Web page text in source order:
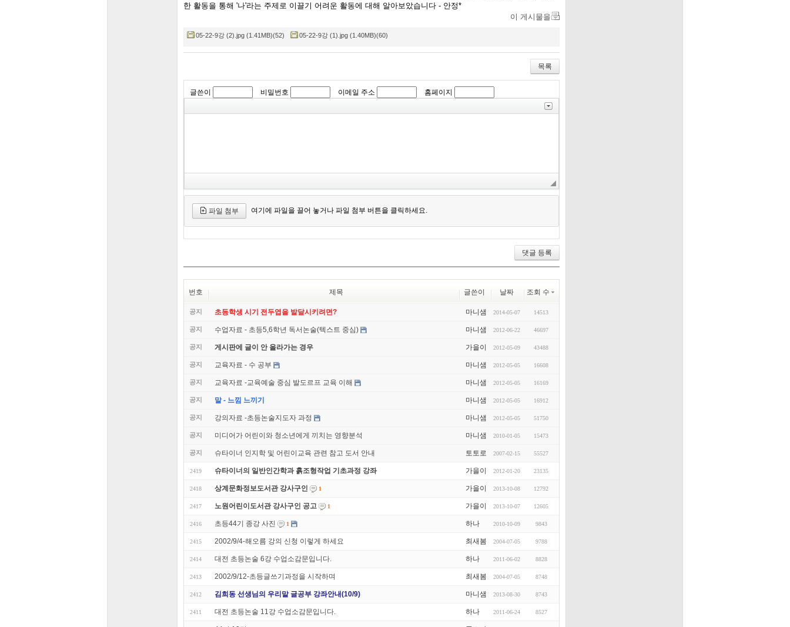
한 활동을 통해 '나'라는 주제로 이끌기 어려운 활동에 대해 알아보았습니다 - 안정*
이 게시물을
05-22-9강 (2).jpg (1.41MB)(52) 05-22-9강 (1).jpg (1.40MB)(60)
목록
글쓴이 비밀번호 이메일 주소 홈페이지
파일 첨부 여기에 파일을 끌어 놓거나 파일 첨부 버튼을 클릭하세요.
번호 제목 글쓴이 날짜 조회 수
공지 초등학생 시기 전두엽을 발달시키려면? 마니샘 2014-05-07 14513
공지 수업자료 - 초등5,6학년 독서논술(텍스트 중심) 마니샘 2012-06-22 46697
공지 게시판에 글이 안 올라가는 경우 가을이 2012-05-09 43488
공지 교육자료 - 수 공부 마니샘 2012-05-05 16608
공지 교육자료 -교육예술 중심 발도르프 교육 이해 마니샘 2012-05-05 16169
공지 말 - 느낌 느끼기 마니샘 2012-05-05 16912
공지 강의자료 -초등논술지도자 과정 마니샘 2012-05-05 51750
공지 미디어가 어린이와 청소년에게 끼치는 영향분석 마니샘 2010-01-05 15473
공지 슈타이너 인지학 및 어린이교육 관련 참고 도서 안내 토토로 2007-02-15 55527
2419 슈타이너의 일반인간학과 흙조형작업 기초과정 강좌 가을이 2012-01-20 23135
2418 상계문화정보도서관 강사구인 1 가을이 2013-10-08 12792
2417 노원어린이도서관 강사구인 공고 1 가을이 2013-10-07 12605
2416 초등44기 종강 사진 1 하나 2010-10-09 9843
2415 2002/9/4-해오름 강의 신청 이렇게 하세요 최새봄 2004-07-05 9788
2414 대전 초등논술 6강 수업소감문입니다. 하나 2011-06-02 8828
2413 2002/9/12-초등글쓰기과정을 시작하며 최새봄 2004-07-05 8748
2412 김희동 선생님의 우리말 글공부 강좌안내(10/9) 마니샘 2013-08-30 8743
2411 대전 초등논술 11강 수업소감문입니다. 하나 2011-06-24 8527